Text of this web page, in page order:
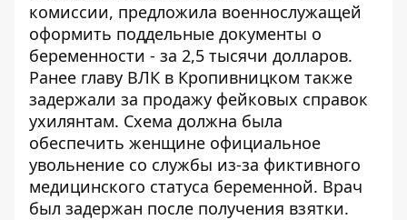
комиссии, предложила военнослужащей
оформить поддельные документы о
беременности - за 2,5 тысячи долларов.
Ранее главу ВЛК в Кропивницком также
задержали за продажу фейковых справок
ухилянтам. Схема должна была
обеспечить женщине официальное
увольнение со службы из-за фиктивного
медицинского статуса беременной. Врач
был задержан после получения взятки.